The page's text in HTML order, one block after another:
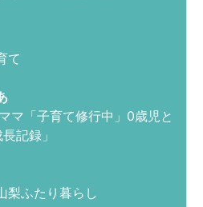
て
マ「子育て修行中」0歳児と
記録」
梨ふたり暮らし